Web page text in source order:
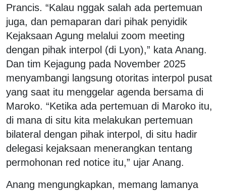
Prancis. “Kalau nggak salah ada pertemuan
juga, dan pemaparan dari pihak penyidik
Kejaksaan Agung melalui zoom meeting
dengan pihak interpol (di Lyon),” kata Anang.
Dan tim Kejagung pada November 2025
menyambangi langsung otoritas interpol pusat
yang saat itu menggelar agenda bersama di
Maroko. “Ketika ada pertemuan di Maroko itu,
di mana di situ kita melakukan pertemuan
bilateral dengan pihak interpol, di situ hadir
delegasi kejaksaan menerangkan tentang
permohonan red notice itu,” ujar Anang.
Anang mengungkapkan, memang lamanya